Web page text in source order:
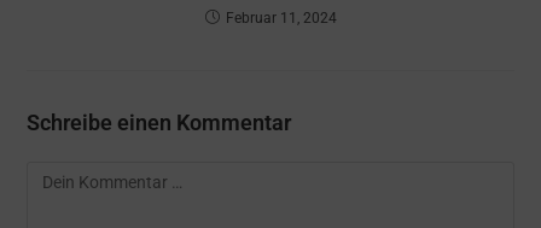
Februar 11, 2024
Schreibe einen Kommentar
Kommentar